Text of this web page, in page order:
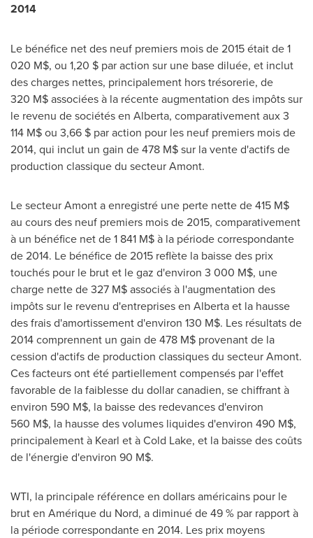
2014
Le bénéfice net des neuf premiers mois de 2015 était de 1
020 M$, ou 1,20 $ par action sur une base diluée, et inclut
des charges nettes, principalement hors trésorerie, de
320 M$ associées à la récente augmentation des impôts sur
le revenu de sociétés en Alberta, comparativement aux 3
114 M$ ou 3,66 $ par action pour les neuf premiers mois de
2014, qui inclut un gain de 478 M$ sur la vente d'actifs de
production classique du secteur Amont.
Le secteur Amont a enregistré une perte nette de 415 M$
au cours des neuf premiers mois de 2015, comparativement
à un bénéfice net de 1 841 M$ à la période correspondante
de 2014. Le bénéfice de 2015 reflète la baisse des prix
touchés pour le brut et le gaz d'environ 3 000 M$, une
charge nette de 327 M$ associés à l'augmentation des
impôts sur le revenu d'entreprises en Albertaet la hausse
des frais d'amortissement d'environ 130 M$. Les résultats de
2014 comprennent un gain de 478 M$ provenant de la
cession d'actifs de production classiques du secteur Amont.
Ces facteurs ont été partiellement compensés par l'effet
favorable de la faiblesse du dollar canadien, se chiffrant à
environ 590 M$, la baisse des redevances d'environ
560 M$, la hausse des volumes liquides d'environ 490 M$,
principalement à Kearl et àCold Lake, et la baisse des coûts
de l'énergie d'environ 90 M$.
WTI, la principale référence en dollars américains pour le
brut en Amérique du Nord, a diminué de 49 % par rapport à
la période correspondante en 2014. Les prix moyens